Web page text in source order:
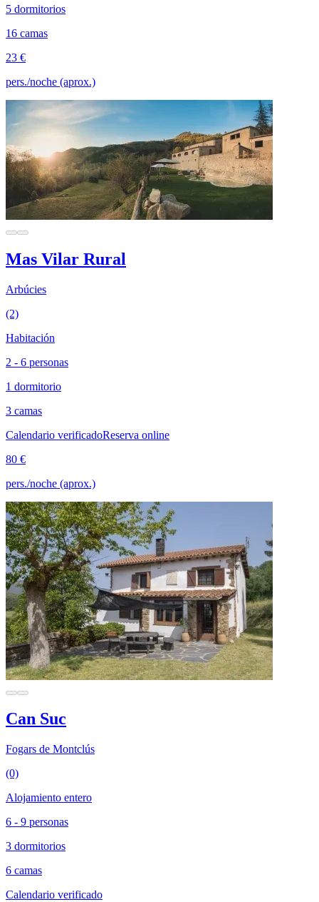
5 dormitorios
16 camas
23 €
pers./noche (aprox.)
Mas Vilar Rural
Arbúcies
(2)
Habitación
2 - 6 personas
1 dormitorio
3 camas
Calendario verificadoReserva online
80 €
pers./noche (aprox.)
Can Suc
Fogars de Montclús
(0)
Alojamiento entero
6 - 9 personas
3 dormitorios
6 camas
Calendario verificado